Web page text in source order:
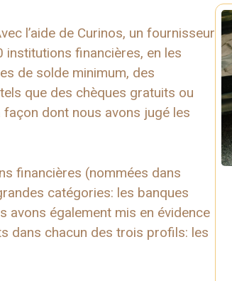
l’aide de Curinos, un fournisseur
financières, en les
de solde minimum, des
que des chèques gratuits ou
dont nous avons jugé les
financières (nommées dans
catégories: les banques
avons également mis en évidence
dans chacun des trois profils: les